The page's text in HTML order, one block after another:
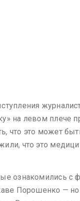
на левом плече
что это может
что это
ознакомились с
Порошенко —